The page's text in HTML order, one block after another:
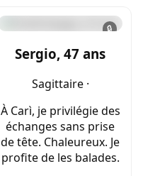
🔒
Sergio, 47 ans
Sagittaire ·
À Carì, je privilégie des
échanges sans prise
de tête. Chaleureux. Je
profite de les balades.